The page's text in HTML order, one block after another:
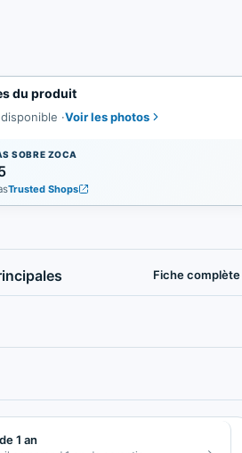
du produit
·Voir les photos
SOBRE ZOCA
Trusted Shops
Fiche complète
1 an